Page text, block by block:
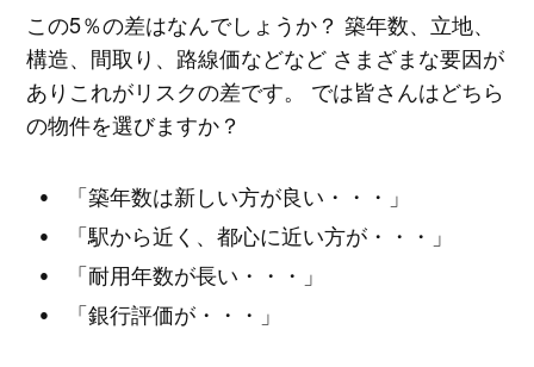
この5％の差はなんでしょうか？ 築年数、立地、
構造、間取り、路線価などなど さまざまな要因が
ありこれがリスクの差です。 では皆さんはどちら
の物件を選びますか？
「築年数は新しい方が良い・・・」
「駅から近く、都心に近い方が・・・」
「耐用年数が長い・・・」
「銀行評価が・・・」